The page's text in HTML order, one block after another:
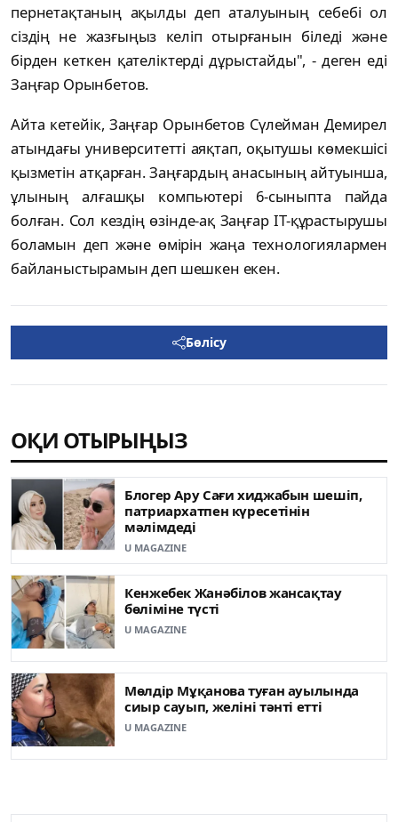
пернетақтаның ақылды деп аталуының себебі ол
сіздің не жазғыңыз келіп отырғанын біледі және
бірден кеткен қателіктерді дұрыстайды", - деген еді
Заңғар Орынбетов.
Айта кетейік, Заңғар Орынбетов Сүлейман Демирел
атындағы университетті аяқтап, оқытушы көмекшісі
қызметін атқарған. Заңғардың анасының айтуынша,
ұлының алғашқы компьютері 6-сыныпта пайда
болған. Сол кездің өзінде-ақ Заңғар IT-құрастырушы
боламын деп және өмірін жаңа технологиялармен
байланыстырамын деп шешкен екен.
Бөлісу
ОҚИ ОТЫРЫҢЫЗ
Блогер Ару Сағи хиджабын шешіп,
патриархатпен күресетінін
мәлімдеді
U MAGAZINE
Кенжебек Жанәбілов жансақтау
бөліміне түсті
U MAGAZINE
Мөлдір Мұқанова туған ауылында
сиыр сауып, желіні тәнті етті
U MAGAZINE